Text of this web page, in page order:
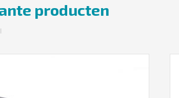
producten